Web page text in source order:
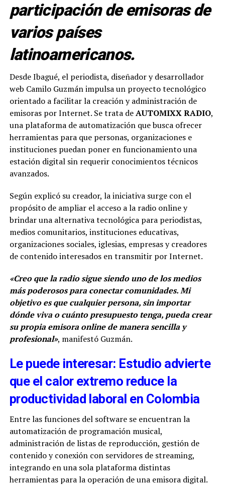
participación de emisoras de
varios países
latinoamericanos.
Desde Ibagué, el periodista, diseñador y desarrollador
web Camilo Guzmán impulsa un proyecto tecnológico
orientado a facilitar la creación y administración de
emisoras por Internet. Se trata deAUTOMIXX RADIO,
una plataforma de automatización que busca ofrecer
herramientas para que personas, organizaciones e
instituciones puedan poner en funcionamiento una
estación digital sin requerir conocimientos técnicos
avanzados.
Según explicó su creador, la iniciativa surge con el
propósito de ampliar el acceso a la radio online y
brindar una alternativa tecnológica para periodistas,
medios comunitarios, instituciones educativas,
organizaciones sociales, iglesias, empresas y creadores
de contenido interesados en transmitir por Internet.
«Creo que la radio sigue siendo uno de los medios
más poderosos para conectar comunidades. Mi
objetivo es que cualquier persona, sin importar
dónde viva o cuánto presupuesto tenga, pueda crear
su propia emisora online de manera sencilla y
profesional», manifestó Guzmán.
Le puede interesar: Estudio advierte
que el calor extremo reduce la
productividad laboral en Colombia
Entre las funciones del software se encuentran la
automatización de programación musical,
administración de listas de reproducción, gestión de
contenido y conexión con servidores de streaming,
integrando en una sola plataforma distintas
herramientas para la operación de una emisora digital.